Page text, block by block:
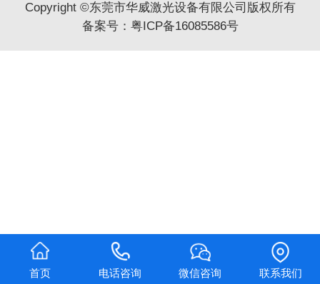
Copyright ©东莞市华威激光设备有限公司版权所有
备案号： 粤ICP备16085586号
首页 电话咨询 微信咨询 联系我们